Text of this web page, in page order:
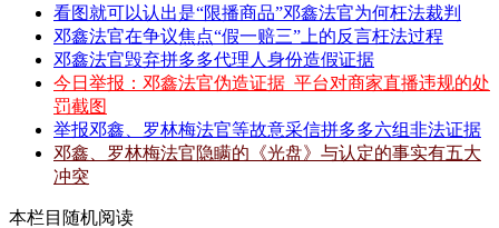
看图就可以认出是“限播商品”邓鑫法官为何枉法裁判
邓鑫法官在争议焦点“假一赔三”上的反言枉法过程
邓鑫法官毁弃拼多多代理人身份造假证据
今日举报：邓鑫法官伪造证据_平台对商家直播违规的处
罚截图
举报邓鑫、罗林梅法官等故意采信拼多多六组非法证据
邓鑫、罗林梅法官隐瞒的《光盘》与认定的事实有五大
冲突
本栏目随机阅读